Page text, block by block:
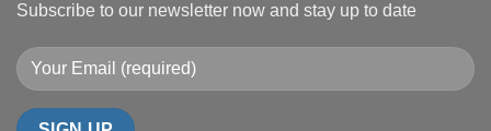
Subscribe to our newsletter now and stay up to date